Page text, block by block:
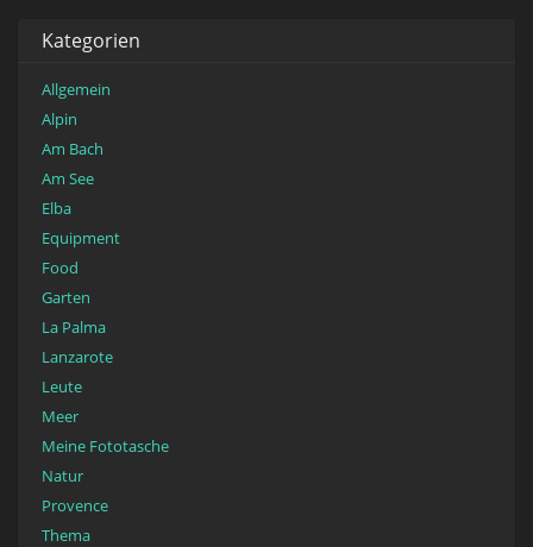
Kategorien
Allgemein
Alpin
Am Bach
Am See
Elba
Equipment
Food
Garten
La Palma
Lanzarote
Leute
Meer
Meine Fototasche
Natur
Provence
Thema